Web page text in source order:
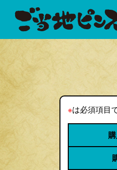
※は必須項目